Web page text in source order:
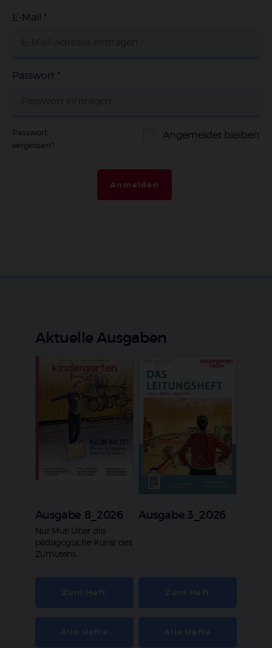
E-Mail *
Passwort *
Passwort
vergessen?
Angemeldet bleiben
Anmelden
Aktuelle Ausgaben
Ausgabe 8_2026
:
Nur Mut! Über die
pädagogische Kunst des
Zumutens
Ausgabe 3_2026